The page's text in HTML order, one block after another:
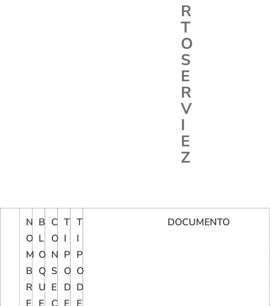
R
T
O
S
E
R
V
I
E
Z
N
O
M
B
R
B
L
O
Q
U
C
O
N
S
E
T
I
P
O
D
T
I
P
O
D
DOCUMENTO